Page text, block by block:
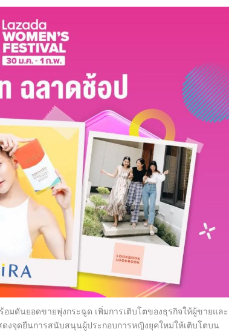
อมดันยอดขายพุ่งกระฉูด เพิ่มการเติบโตของธุรกิจให้ผู้ขายและ
งจุดยืนการสนับสนุนผู้ประกอบการหญิงยุคใหม่ให้เติบโตบน